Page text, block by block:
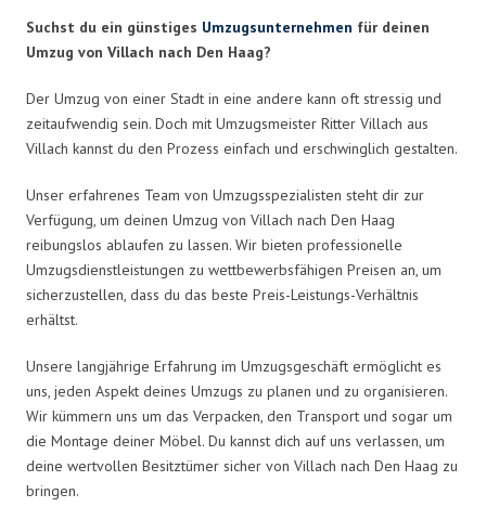
Suchst du ein günstiges Umzugsunternehmen für deinen
Umzug von Villach nach Den Haag?
Der Umzug von einer Stadt in eine andere kann oft stressig und
zeitaufwendig sein. Doch mit Umzugsmeister Ritter Villach aus
Villach kannst du den Prozess einfach und erschwinglich gestalten.
Unser erfahrenes Team von Umzugsspezialisten steht dir zur
Verfügung, um deinen Umzug von Villach nach Den Haag
reibungslos ablaufen zu lassen. Wir bieten professionelle
Umzugsdienstleistungen zu wettbewerbsfähigen Preisen an, um
sicherzustellen, dass du das beste Preis-Leistungs-Verhältnis
erhältst.
Unsere langjährige Erfahrung im Umzugsgeschäft ermöglicht es
uns, jeden Aspekt deines Umzugs zu planen und zu organisieren.
Wir kümmern uns um das Verpacken, den Transport und sogar um
die Montage deiner Möbel. Du kannst dich auf uns verlassen, um
deine wertvollen Besitztümer sicher von Villach nach Den Haag zu
bringen.